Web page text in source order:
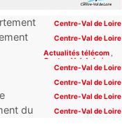
Centre-Val de Loire
Centre-Val de Loire
Actualités télécom
Centre-Val de Loire
Centre-Val de Loire
Centre-Val de Loire
Centre-Val de Loire
du
Centre-Val de Loire